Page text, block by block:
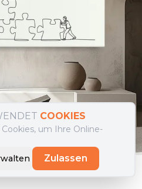
Up
COOKIES
um Ihre Online-
Zulassen